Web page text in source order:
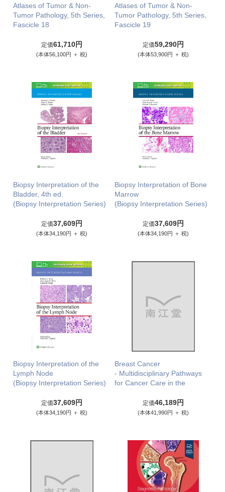
Atlases of Tumor & Non-
Tumor Pathology, 5th Series,
Fascicle 18
定価61,710円
(本体56,100円 ＋ 税)
Atlases of Tumor & Non-
Tumor Pathology, 5th Series,
Fascicle 19
定価59,290円
(本体53,900円 ＋ 税)
Biopsy Interpretation of the
Bladder, 4th ed.
(Biopsy Interpretation Series)
定価37,609円
(本体34,190円 ＋ 税)
Biopsy Interpretation of Bone
Marrow
(Biopsy Interpretation Series)
定価37,609円
(本体34,190円 ＋ 税)
Biopsy Interpretation of the
Lymph Node
(Biopsy Interpretation Series)
定価37,609円
(本体34,190円 ＋ 税)
Breast Cancer
- Multidisciplinary Pathways
for Cancer Care in the
定価46,189円
(本体41,990円 ＋ 税)